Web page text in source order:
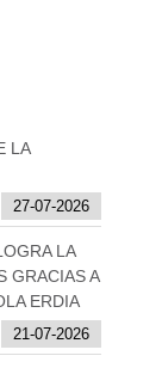
LA
27-07-2026
LA
GRACIAS A
ERDIA
21-07-2026